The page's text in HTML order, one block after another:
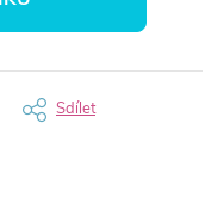
Sdílet